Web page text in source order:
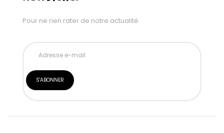
Pour ne rien rater de notre actualité